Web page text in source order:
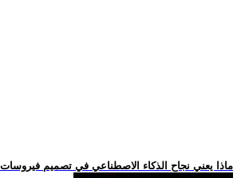
.. ماذا يعني نجاح الذكاء الاصطناعي في تصميم